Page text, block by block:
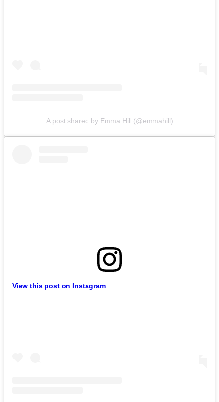
A post shared by Emma Hill (@emmahill)
View this post on Instagram